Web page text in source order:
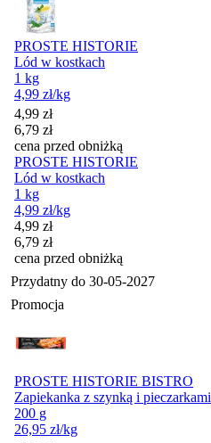
PROSTE HISTORIE
Lód w kostkach
1 kg
4,99 zł/kg
Cena promocyjna
4,99 zł
6,79 zł
cena przed obniżką
PROSTE HISTORIE
Lód w kostkach
1 kg
4,99 zł/kg
Cena promocyjna
4,99 zł
6,79 zł
cena przed obniżką
Przydatny do 30-05-2027
Promocja
PROSTE HISTORIE BISTRO
Zapiekanka z szynką i pieczarkami
200 g
26,95 zł/kg